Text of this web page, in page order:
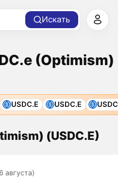
Искать
(Optimism)
USDC.E USDC.E USDC.E
(USDC.E)
августа)